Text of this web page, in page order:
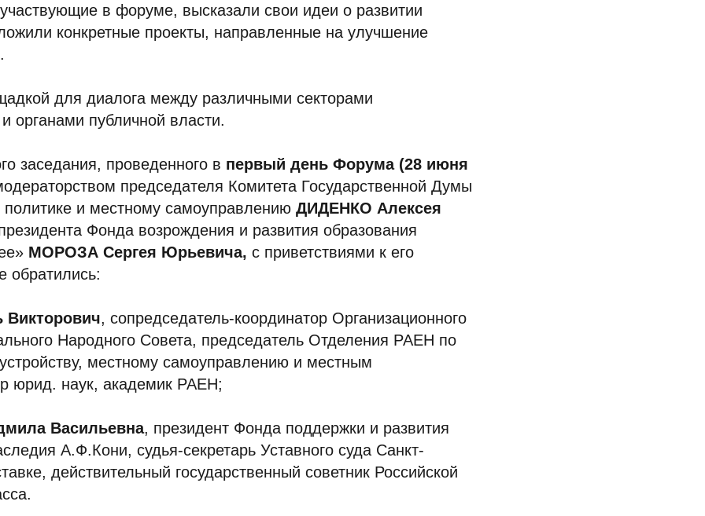
в форуме, высказали свои идеи о развитии
конкретные проекты, направленные на улучшение
для диалога между различными секторами
органами публичной власти.
заседания, проведенного в первый день Форума (28 июня
председателя Комитета Государственной Думы
политике и местному самоуправлению ДИДЕНКО Алексея
Фонда возрождения и развития образования
МОРОЗА Сергея Юрьевича, с приветствиями к его
обратились:
, сопредседатель-координатор Организационного
Народного Совета, председатель Отделения РАЕН по
местному самоуправлению и местным
юрид. наук, академик РАЕН;
Васильевна, президент Фонда поддержки и развития
А.Ф.Кони, судья-секретарь Уставного суда Санкт-
действительный государственный советник Российской